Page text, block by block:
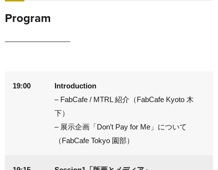
Program
19:00
Introduction
– FabCafe / MTRL 紹介（FabCafe Kyoto 木
下）
– 展示企画「Don’t Pay for Me」について
（FabCafe Tokyo 園部）